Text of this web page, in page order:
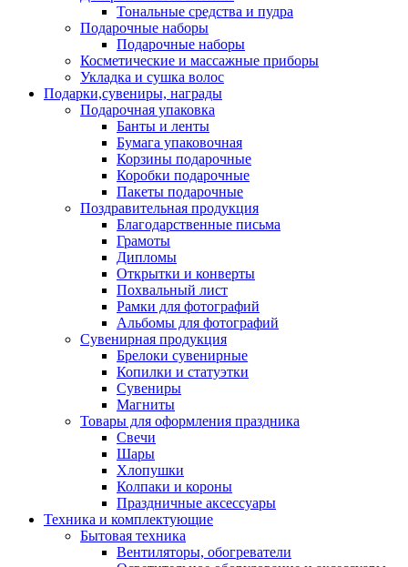
Тональные средства и пудра
Подарочные наборы
Подарочные наборы
Косметические и массажные приборы
Укладка и сушка волос
Подарки,сувениры, награды
Подарочная упаковка
Банты и ленты
Бумага упаковочная
Корзины подарочные
Коробки подарочные
Пакеты подарочные
Поздравительная продукция
Благодарственные письма
Грамоты
Дипломы
Открытки и конверты
Похвальный лист
Рамки для фотографий
Альбомы для фотографий
Сувенирная продукция
Брелоки сувенирные
Копилки и статуэтки
Сувениры
Магниты
Товары для оформления праздника
Свечи
Шары
Хлопушки
Колпаки и короны
Праздничные аксессуары
Техника и комплектующие
Бытовая техника
Вентиляторы, обогреватели